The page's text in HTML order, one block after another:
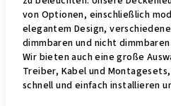
von Optionen, einschließlich
elegantem Design,
dimmbaren und nicht
Wir bieten auch eine große
Treiber, Kabel und
schnell und einfach installieren